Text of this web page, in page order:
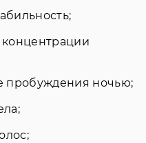
пробуждения ночью;